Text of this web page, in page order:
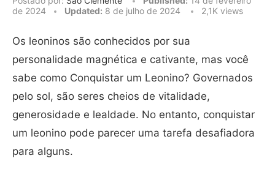
de 2024
Updated: 8 de julho de 2024 2,1K views
Os leoninos são conhecidos por sua
personalidade magnética e cativante, mas você
sabe como Conquistar um Leonino? Governados
pelo sol, são seres cheios de vitalidade,
generosidade e lealdade. No entanto, conquistar
um leonino pode parecer uma tarefa desafiadora
para alguns.